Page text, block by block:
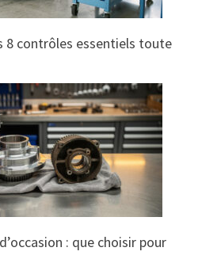
8 contrôles essentiels toute
: que choisir pour